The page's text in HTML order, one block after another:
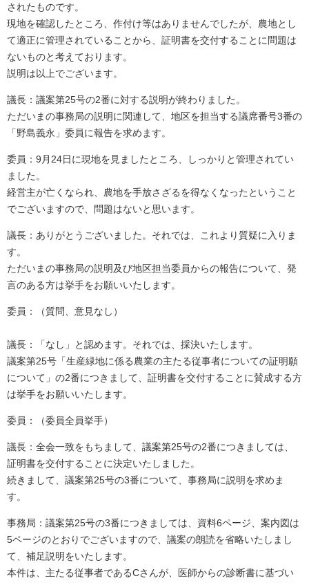
されたものです。
現地を確認したところ、作付け等はありませんでしたが、農地とし
て適正に管理されていることから、証明書を交付することに問題は
ないものと考えております。
説明は以上でございます。
議長：議案第25号の2番に対する説明が終わりました。
ただいまの事務局の説明に関連して、地区を担当する議席番号3番の
「野島義永」委員に報告を求めます。
委員：9月24日に現地を見ましたところ、しっかりと管理されてい
ました。
経営主が亡くなられ、農地を手放さざるを得なくなったということ
でございますので、問題はないと思います。
議長：ありがとうございました。それでは、これより質疑に入りま
す。
ただいまの事務局の説明及び地区担当委員からの報告について、発
言のある方は挙手をお願いいたします。
委員：（質問、意見なし）
議長：「なし」と認めます。それでは、採決いたします。
議案第25号「生産緑地に係る農業の主たる従事者についての証明願
について」の2番につきまして、証明書を交付することに賛成する方
は挙手をお願いいたします。
委員：（委員全員挙手）
議長：全会一致をもちまして、議案第25号の2番につきましては、
証明書を交付することに決定いたしました。
続きまして、議案第25号の3番について、事務局に説明を求めま
す。
事務局：議案第25号の3番につきましては、資料6ページ、案内図は
5ページのとおりでございますので、議案の朗読を省略いたしまし
て、補足説明をいたします。
本件は、主たる従事者であるCさんが、医師からの診断書に基づい